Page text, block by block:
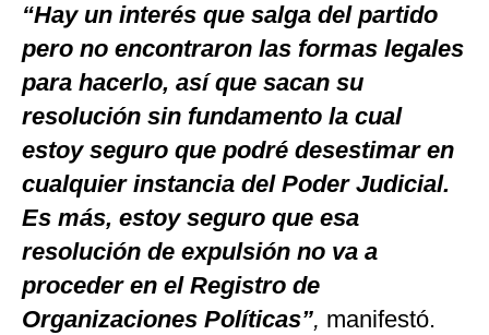
“Hay un interés que salga del partido
pero no encontraron las formas legales
para hacerlo, así que sacan su
resolución sin fundamento la cual
estoy seguro que podré desestimar en
cualquier instancia del Poder Judicial.
Es más, estoy seguro que esa
resolución de expulsión no va a
proceder en el Registro de
Organizaciones Políticas”, manifestó.